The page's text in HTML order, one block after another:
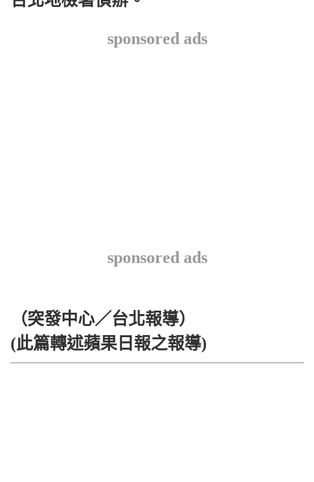
sponsored ads
sponsored ads
（突發中心／台北報導）
(此篇轉述蘋果日報之報導)